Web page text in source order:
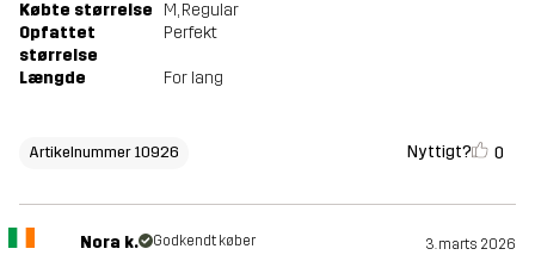
Købte størrelse M, Regular
Opfattet
størrelse
Perfekt
Længde For lang
Artikelnummer 10926 Nyttigt? 0
Nora k. Godkendt køber 3. marts 2026